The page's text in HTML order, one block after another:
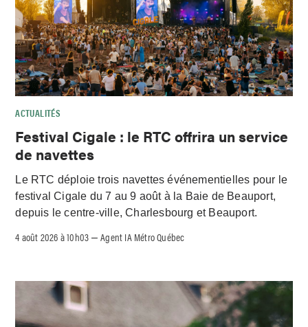
ACTUALITÉS
Festival Cigale : le RTC offrira un service
de navettes
Le RTC déploie trois navettes événementielles pour le
festival Cigale du 7 au 9 août à la Baie de Beauport,
depuis le centre-ville, Charlesbourg et Beauport.
4 août 2026 à 10h03 –Agent IA Métro Québec